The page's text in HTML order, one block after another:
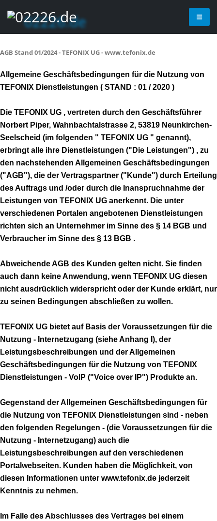
AGB Stand 01/2024 - TEFONIX UG - www.tefonix.de
Allgemeine Geschäftsbedingungen für die Nutzung von
TEFONIX Dienstleistungen ( STAND : 01 / 2020 )
Die TEFONIX UG , vertreten durch den Geschäftsführer
Norbert Piper, Wahnbachtalstrasse 2, 53819 Neunkirchen-
Seelscheid (im folgenden " TEFONIX UG " genannt),
erbringt alle ihre Dienstleistungen ("Die Leistungen") , zu
den nachstehenden Allgemeinen Geschäftsbedingungen
("AGB"), die der Vertragspartner ("Kunde") durch Erteilung
des Auftrags und /oder durch die Inanspruchnahme der
Leistungen von TEFONIX UG anerkennt. Die unter
verschiedenen Portalen angebotenen Dienstleistungen
richten sich an Unternehmer im Sinne des § 14 BGB und
Verbraucher im Sinne des § 13 BGB .
Abweichende AGB des Kunden gelten nicht. Sie finden
auch dann keine Anwendung, wenn TEFONIX UG diesen
nicht ausdrücklich widerspricht oder der Kunde erklärt, nur
zu seinen Bedingungen abschließen zu wollen.
TEFONIX UG bietet auf Basis der Voraussetzungen für die
Nutzung - Internetzugang (siehe Anhang I), der
Leistungsbeschreibungen und der Allgemeinen
Geschäftsbedingungen für die Nutzung von TEFONIX
Dienstleistungen - VoIP ("Voice over IP") Produkte an.
Gegenstand der Allgemeinen Geschäftsbedingungen für
die Nutzung von TEFONIX Dienstleistungen sind - neben
den folgenden Regelungen - (die Voraussetzungen für die
Nutzung - Internetzugang) auch die
Leistungsbeschreibungen auf den verschiedenen
Portalwebseiten. Kunden haben die Möglichkeit, von
diesen Informationen unter www.tefonix.de jederzeit
Kenntnis zu nehmen.
Im Falle des Abschlusses des Vertrages bei einem